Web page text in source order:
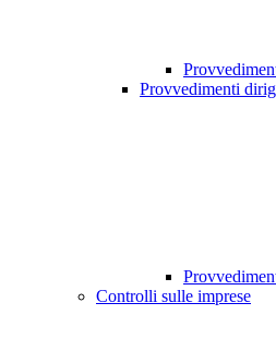
Provvedimenti
Controlli sulle imprese